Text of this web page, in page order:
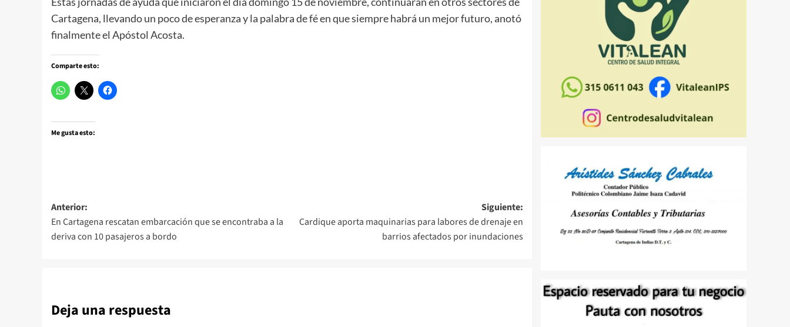
Cartagena, llevando un poco de esperanza y la palabra de fé en que siempre habrá un mejor futuro, anotó
finalmente el Apóstol Acosta.
Comparte esto:
Me gusta esto:
Navegación
de
entradas
Anterior:
En Cartagena rescatan embarcación que se encontraba a la
deriva con 10 pasajeros a bordo
Siguiente:
Cardique aporta maquinarias para labores de drenaje en
barrios afectados por inundaciones
Deja una respuesta